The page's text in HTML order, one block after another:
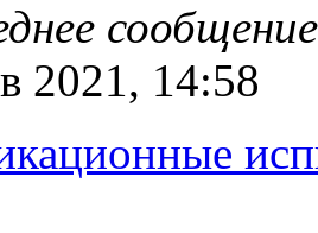
2021, 14:58